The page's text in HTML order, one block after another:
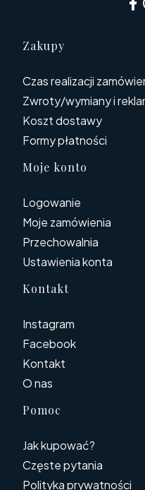
Linki w
Zakupy
Czas realizacji
Zwroty/wymiany i
Koszt dostawy
Formy płatności
Moje konto
Logowanie
Moje zamówienia
Przechowalnia
Ustawienia konta
Kontakt
Instagram
Facebook
Kontakt
O nas
Pomoc
Jak kupować?
Częste pytania
Polityka prywatności